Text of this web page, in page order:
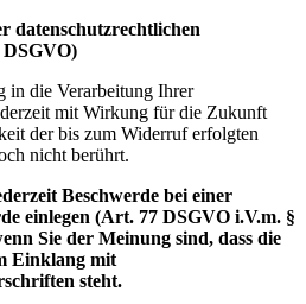
datenschutzrechtlichen
in die Verarbeitung Ihrer
mit Wirkung für die Zukunft
der bis zum Widerruf erfolgten
nicht berührt.
Beschwerde bei einer
einlegen (Art. 77 DSGVO i.V.m. §
Sie der Meinung sind, dass die
Einklang mit
steht.